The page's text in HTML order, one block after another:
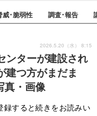
威･脆弱性 調査･報告
ンターが建設され
建つ方がまだま
真・画像
2026.5.20（水） 8:15
録すると続きをお読みい